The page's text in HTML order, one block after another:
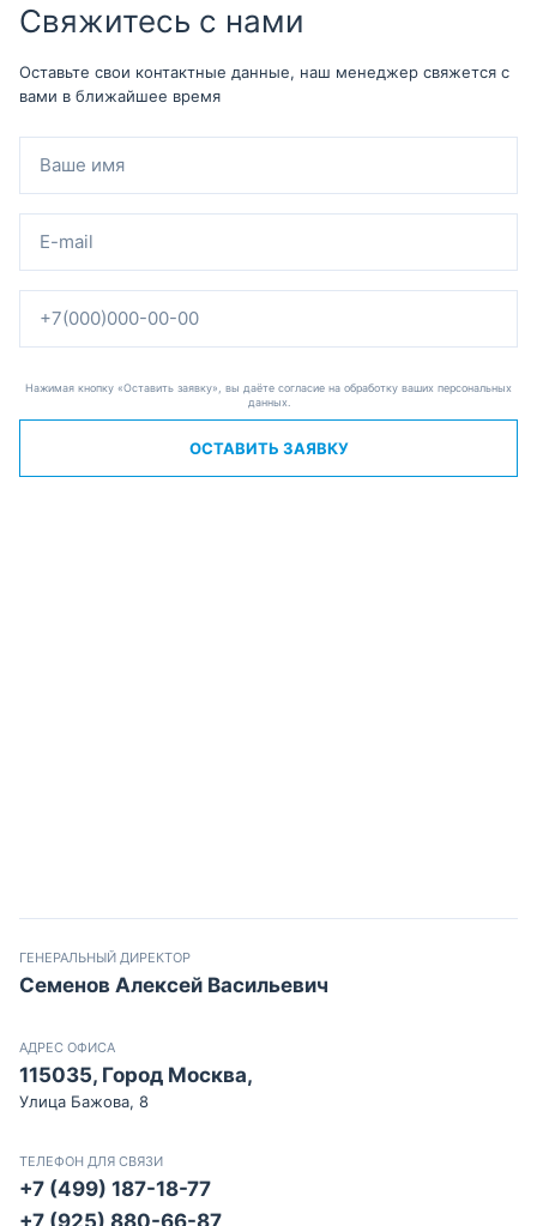
Свяжитесь с нами
Оставьте свои контактные данные, наш менеджер свяжется с
вами в ближайшее время
Нажимая кнопку «Оставить заявку», вы даёте согласие на обработку ваших персональных
данных.
ОСТАВИТЬ ЗАЯВКУ
ГЕНЕРАЛЬНЫЙ ДИРЕКТОР
Семенов Алексей Васильевич
АДРЕС ОФИСА
115035, Город Москва,
Улица Бажова, 8
ТЕЛЕФОН ДЛЯ СВЯЗИ
+7 (499) 187-18-77
+7 (925) 880-66-87